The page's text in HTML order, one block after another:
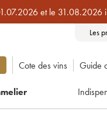
et le 31.08.2026
Les
Cote des vins Guide